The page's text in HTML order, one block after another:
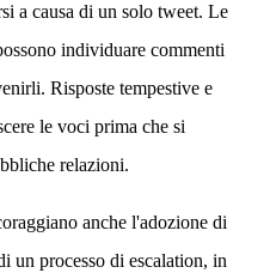
a causa di un solo tweet. Le
individuare commenti
Risposte tempestive e
le voci prima che si
relazioni.
anche l'adozione di
un processo di escalation, in